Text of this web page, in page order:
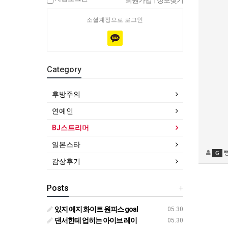
G
소셜계정으로 로그인
Category
후방주의
연예인
BJ스트리머
일본스타
감상후기
+
Posts
05.30
있지 예지 화이트 원피스 goal
05.30
댄서한테 업히는 아이브 레이